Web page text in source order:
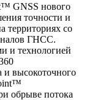
GNSS нового
точности и
территориях со
ГНСС.
и технологией
и высокоточного
обрыве потока